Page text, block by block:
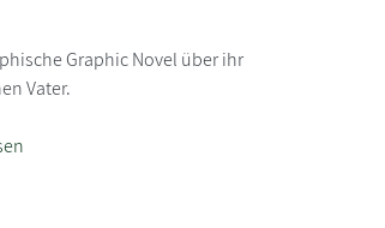
Graphic Novel über ihr
Vater.